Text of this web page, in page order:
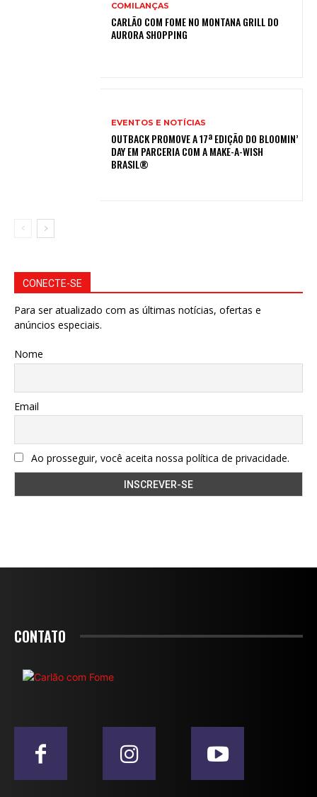
COMILANÇAS
CARLÃO COM FOME NO MONTANA GRILL DO
AURORA SHOPPING
EVENTOS E NOTÍCIAS
OUTBACK PROMOVE A 17ª EDIÇÃO DO BLOOMIN’
DAY EM PARCERIA COM A MAKE-A-WISH
BRASIL®
CONECTE-SE
Para ser atualizado com as últimas notícias, ofertas e
anúncios especiais.
Nome
Email
Ao prosseguir, você aceita nossa política de privacidade.
CONTATO